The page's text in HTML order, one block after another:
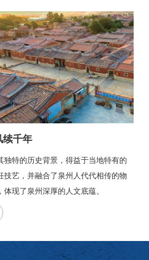
续千年
独特的历史背景，得益于当地特有的
技艺，并融合了泉州人代代相传的物
体现了泉州深厚的人文底蕴。